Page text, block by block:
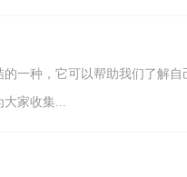
一种，它可以帮助我们了解
大家收集...